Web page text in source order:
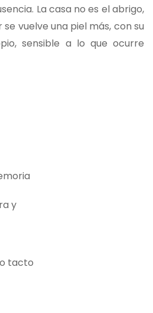
La casa no es el abrigo,
vuelve una piel más, con su
sensible a lo que ocurre
y
tacto